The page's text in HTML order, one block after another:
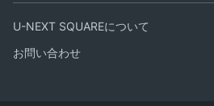
U-NEXT SQUAREについて
お問い合わせ